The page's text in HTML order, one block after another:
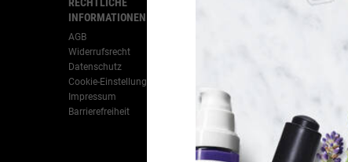
RECHTLICHE
INFORMATIONEN
AGB
Widerrufsrecht
Datenschutz
Cookie-Einstellungen
Impressum
Barrierefreiheit
Beauty-Weihnachtsgeschenke